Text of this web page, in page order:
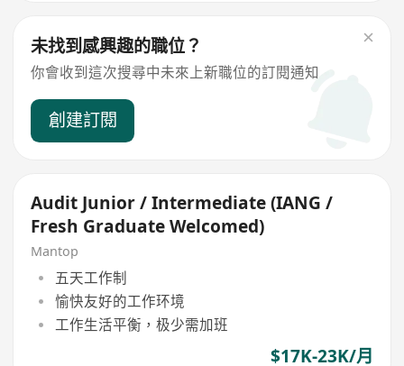
未找到感興趣的職位？
你會收到這次搜尋中未來上新職位的訂閱通知
創建訂閱
Audit Junior / Intermediate (IANG /
Fresh Graduate Welcomed)
Mantop
五天工作制
愉快友好的工作环境
工作生活平衡，极少需加班
$17K-23K/月